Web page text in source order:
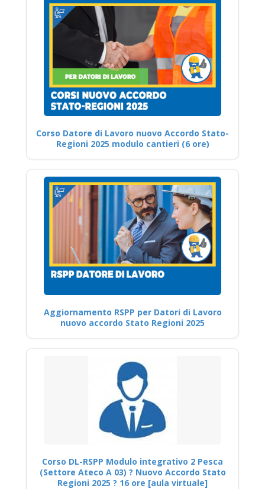
Corso Datore di Lavoro nuovo Accordo Stato-
Regioni 2025 modulo cantieri (6 ore)
Aggiornamento RSPP per Datori di Lavoro
nuovo accordo Stato Regioni 2025
Corso DL-RSPP Modulo integrativo 2 Pesca
(Settore Ateco A 03) ? Nuovo Accordo Stato
Regioni 2025 ? 16 ore [aula virtuale]